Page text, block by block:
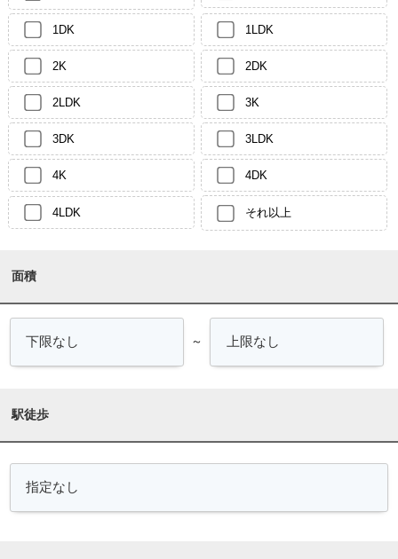
1DK 1LDK
2K 2DK
2LDK 3K
3DK 3LDK
4K 4DK
4LDK それ以上
面積
～
駅徒歩